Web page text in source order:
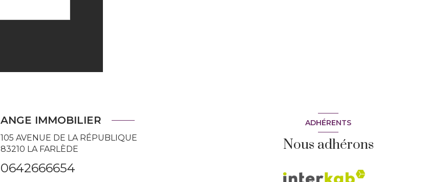
ANGE IMMOBILIER
105 AVENUE DE LA RÉPUBLIQUE
83210 LA FARLÈDE
0642666654
ADHÉRENTS
Nous adhérons